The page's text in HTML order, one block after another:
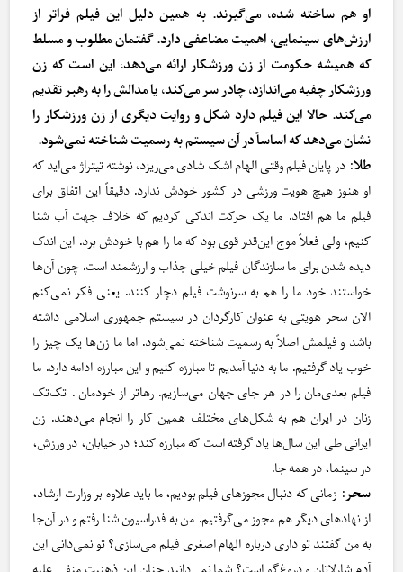
او هم ساخته شده، می‌گیرند. به همین دلیل این فیلم فراتر از
ارزش‌های سینمایی، اهمیت مضاعفی دارد. گفتمان مطلوب و مسلط
که همیشه حکومت از زن ورزشکار ارائه می‌دهد، این است که زن
ورزشکار چفیه می‌اندازد، چادر سر می‌کند، یا مدالش را به رهبر تقدیم
می‌کند. حالا این فیلم دارد شکل و روایت دیگری از زن ورزشکار را
نشان می‌دهد که اساساً در آن سیستم به رسمیت شناخته نمی‌شود.
طلا: در پایان فیلم وقتی الهام اشک شادی می‌ریزد، نوشته تیتراژ می‌آید که
او هنوز هیچ هویت ورزشی در کشور خودش ندارد. دقیقاً این اتفاق برای
فیلم ما هم افتاد. ما یک حرکت اندکی کردیم که خلاف جهت آب شنا
کنیم، ولی فعلاً موج این‌قدر قوی بود که ما را هم با خودش برد. این اندک
دیده شدن برای ما سازندگان فیلم خیلی جذاب و ارزشمند است. چون آن‌ها
خواستند خود ما را هم به سرنوشت فیلم دچار کنند. یعنی فکر نمی‌کنم
الان سحر هویتی به عنوان کارگردان در سیستم جمهوری اسلامی داشته
باشد و فیلمش اصلاً به رسمیت شناخته نمی‌شود. اما ما زن‌ها یک چیز را
خوب یاد گرفتیم. ما به دنیا آمدیم تا مبارزه کنیم و این مبارزه ادامه دارد. ما
فیلم بعدی‌مان را در هر جای جهان می‌سازیم. رهاتر از خودمان . تک‌تک
زنان در ایران هم به شکل‌های مختلف همین کار را انجام می‌دهند. زن
ایرانی طی این سال‌ها یاد گرفته است که مبارزه کند؛ در خیابان، در ورزش،
در سینما، در همه جا.
سحر : زمانی که دنبال مجوزهای فیلم بودیم، ما باید علاوه بر وزارت ارشاد،
از نهادهای دیگر هم مجوز می‌گرفتیم. من به فدراسیون شنا رفتم و در آن‌جا
به من گفتند تو داری درباره الهام اصغری فیلم می‌سازی؟ تو نمی‌دانی این